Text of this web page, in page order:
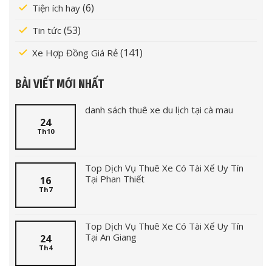
Tiện ích hay (6)
Tin tức (53)
Xe Hợp Đồng Giá Rẻ (141)
BÀI VIẾT MỚI NHẤT
24
Th10
danh sách thuê xe du lịch tại cà mau
16
Th7
Top Dịch Vụ Thuê Xe Có Tài Xế Uy Tín
Tại Phan Thiết
24
Th4
Top Dịch Vụ Thuê Xe Có Tài Xế Uy Tín
Tại An Giang